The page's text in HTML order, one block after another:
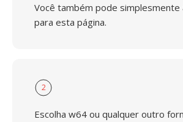
Você também pode simplesmente
para esta página.
2
Escolha w64 ou qualquer outro